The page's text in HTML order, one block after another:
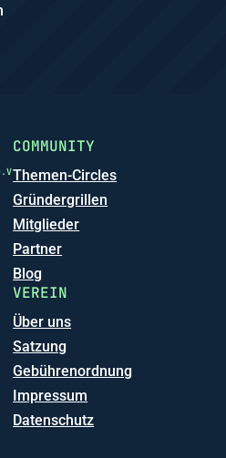
COMMUNITY
Themen-Circles
Gründergrillen
Mitglieder
Partner
Blog
VEREIN
Über uns
Satzung
Gebührenordnung
Impressum
Datenschutz